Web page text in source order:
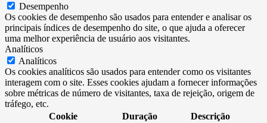
Desempenho
Os cookies de desempenho são usados ​​para entender e analisar os
principais índices de desempenho do site, o que ajuda a oferecer
uma melhor experiência de usuário aos visitantes.
Analíticos
Analíticos
Os cookies analíticos são usados ​​para entender como os visitantes
interagem com o site. Esses cookies ajudam a fornecer informações
sobre métricas de número de visitantes, taxa de rejeição, origem de
tráfego, etc.
Cookie
Duração Descrição